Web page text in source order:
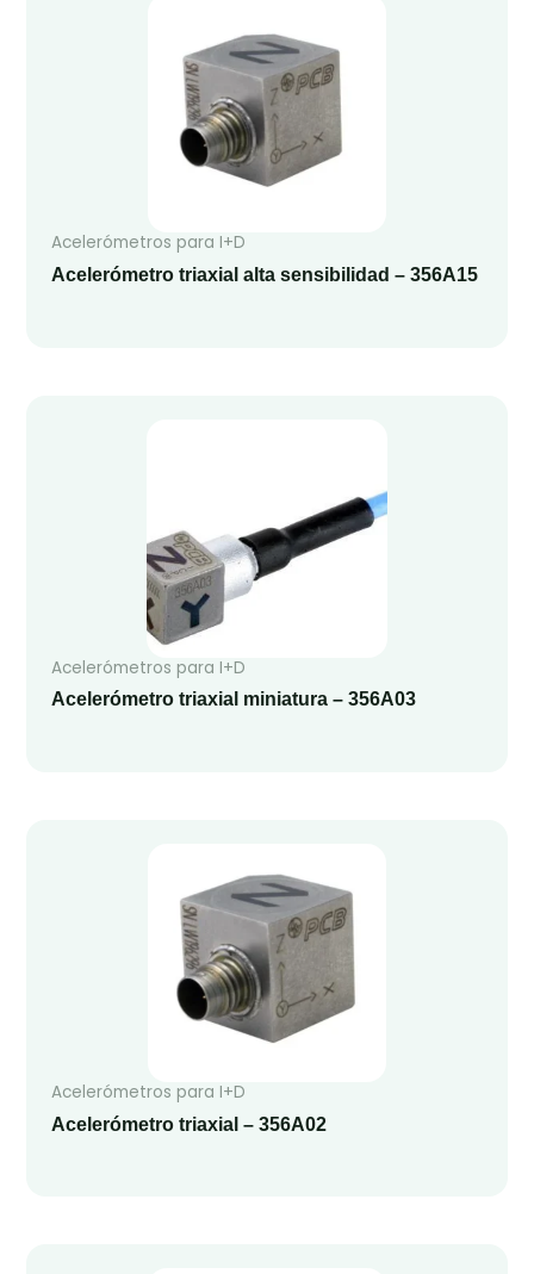
Acelerómetros para I+D
Acelerómetro triaxial alta sensibilidad – 356A15
Acelerómetros para I+D
Acelerómetro triaxial miniatura – 356A03
Acelerómetros para I+D
Acelerómetro triaxial – 356A02